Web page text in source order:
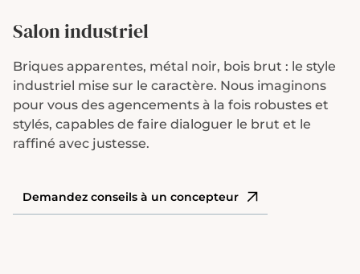
Salon industriel
Briques apparentes, métal noir, bois brut : le style
industriel mise sur le caractère. Nous imaginons
pour vous des agencements à la fois robustes et
stylés, capables de faire dialoguer le brut et le
raffiné avec justesse.
Demandez conseils à un concepteur